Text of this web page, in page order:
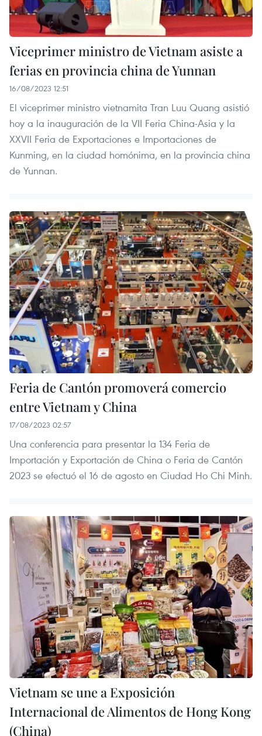
Viceprimer ministro de Vietnam asiste a
ferias en provincia china de Yunnan
16/08/2023 12:51
El viceprimer ministro vietnamita Tran Luu Quang asistió
hoy a la inauguración de la VII Feria China-Asia y la
XXVII Feria de Exportaciones e Importaciones de
Kunming, en la ciudad homónima, en la provincia china
de Yunnan.
Feria de Cantón promoverá comercio
entre Vietnam y China
17/08/2023 02:57
Una conferencia para presentar la 134 Feria de
Importación y Exportación de China o Feria de Cantón
2023 se efectuó el 16 de agosto en Ciudad Ho Chi Minh.
Vietnam se une a Exposición
Internacional de Alimentos de Hong Kong
(China)